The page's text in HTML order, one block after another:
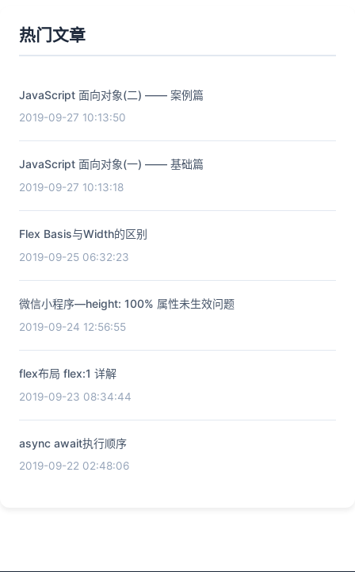
热门文章
JavaScript 面向对象(二) —— 案例篇
2019-09-27 10:13:50
JavaScript 面向对象(一) —— 基础篇
2019-09-27 10:13:18
Flex Basis与Width的区别
2019-09-25 06:32:23
微信小程序—height: 100% 属性未生效问题
2019-09-24 12:56:55
flex布局 flex:1 详解
2019-09-23 08:34:44
async await执行顺序
2019-09-22 02:48:06